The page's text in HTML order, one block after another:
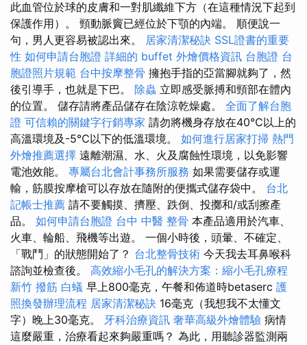
此血管位於球的皮膚和一對肌纖維下方（在這種情況下起到
保護作用）。 頸動脈竇已經位於下顎的內端。 順便說一
句，男人更容易被認出來。 居家清潔秘訣 SSL證書的重要
性 如何申請台胞證 詳細的 buffet 外燴價格資訊 台胞證 台
胞證照片規範 台中按摩整骨 擁抱手指的亞當腳就夠了，然
後引導手，也就是下巴。 除蟲 立即感受脈搏和頸部在體內
的位置。 儲存請將產品儲存在陰涼乾燥處。 全面了解台胞
證 可信賴的關鍵字行銷專家 請勿將機身存放在40℃以上的
高溫環境及-5℃以下的低溫環境。 如何進行居家打掃 熱門
外燴推薦選擇 遠離潮濕、水、火及腐蝕性環境，以免影響
電池效能。 專屬台北會計事務所服務 如果需要儲存或運
輸，筋膜按摩槍可以存放在隨附的便攜式儲存袋中。 台北
記帳士推薦 請不要觸摸、擠壓、跌倒、投擲和/或刮擦產
品。 如何申請台胞證 台中 中醫 整骨 本產品適用於汽車、
火車、輪船、飛機等出遊。 一個小時後，頭暈、不確定、
「戰鬥」的狀態開始了？ 台北整骨技術 今天我去耳鼻喉科
諮詢並檢查後。 高效縮小毛孔的解決方案：縮小毛孔療程
新竹 撥筋 白蟻 早上800毫克，午餐和佈道時betaserc 護
照換發辦理流程 居家清潔秘訣 16毫克（我想我不太懂文
字）晚上30毫克。 牙科治療資訊 奢華高級外燴體驗 病情
這麼嚴重，治療看起來夠嚴重嗎？ 為此，用聽診器監測兩